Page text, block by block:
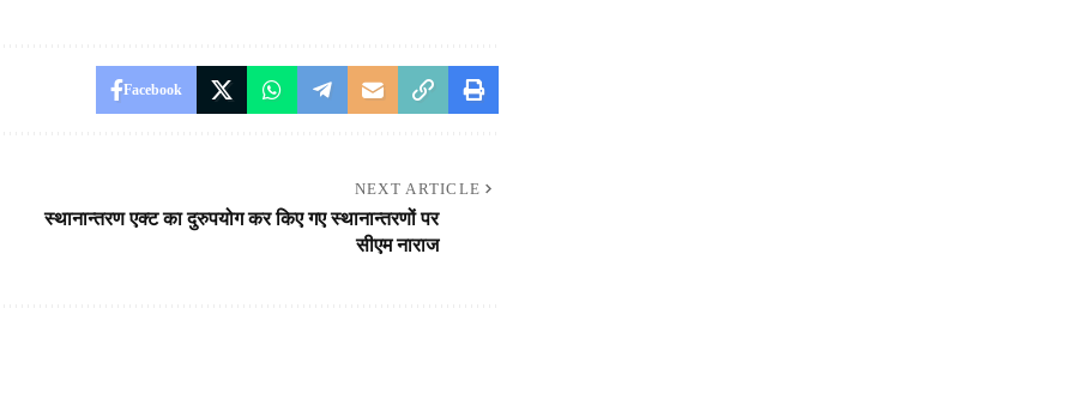
Facebook
NEXT ARTICLE
स्थानान्तरण एक्ट का दुरुपयोग कर किए गए स्थानान्तरणों पर
सीएम नाराज